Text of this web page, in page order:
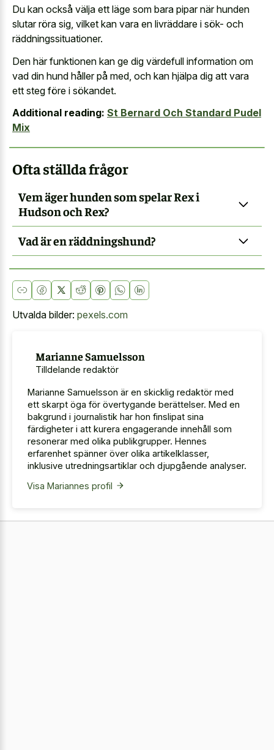
Du kan också välja ett läge som bara pipar när hunden
slutar röra sig, vilket kan vara en livräddare i sök- och
räddningssituationer.
Den här funktionen kan ge dig värdefull information om
vad din hund håller på med, och kan hjälpa dig att vara
ett steg före i sökandet.
Additional reading: St Bernard Och Standard Pudel
Mix
Ofta ställda frågor
Vem äger hunden som spelar Rex i
Hudson och Rex?
Vad är en räddningshund?
Utvalda bilder: pexels.com
Marianne Samuelsson
Tilldelande redaktör
Marianne Samuelsson är en skicklig redaktör med
ett skarpt öga för övertygande berättelser. Med en
bakgrund i journalistik har hon finslipat sina
färdigheter i att kurera engagerande innehåll som
resonerar med olika publikgrupper. Hennes
erfarenhet spänner över olika artikelklasser,
inklusive utredningsartiklar och djupgående analyser.
Visa Mariannes profil